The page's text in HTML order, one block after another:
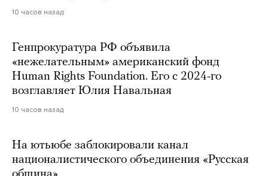
10 часов назад
Генпрокуратура РФ объявила
«нежелательным» американский фонд
Human Rights Foundation. Его с 2024-го
возглавляет Юлия Навальная
10 часов назад
На ютьюбе заблокировали канал
националистического объединения «Русская